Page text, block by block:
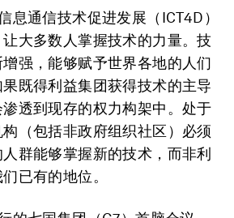
息通信技术促进发展（ICT4D）
大多数人掌握技术的力量。技
强，能够赋予世界各地的人们
既得利益集团获得技术的主导
透到现存的权力构架中。处于
（包括非政府组织社区）必须
群能够掌握新的技术，而非利
已有的地位。